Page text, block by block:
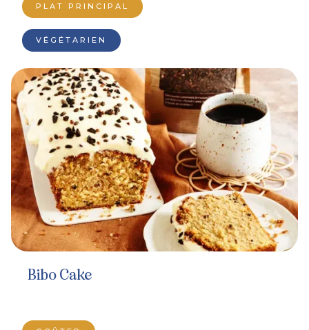
PLAT PRINCIPAL
VÉGÉTARIEN
Bibo Cake